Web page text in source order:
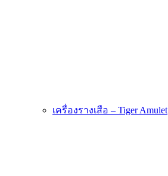
เครื่องรางเสือ – Tiger Amulet